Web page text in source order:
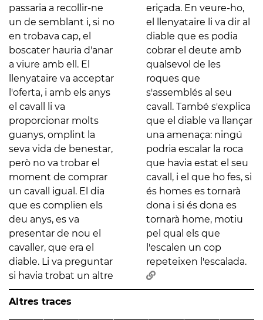
passaria a recollir-ne
un de semblant i, si no
en trobava cap, el
boscater hauria d'anar
a viure amb ell. El
llenyataire va acceptar
l'oferta, i amb els anys
el cavall li va
proporcionar molts
guanys, omplint la
seva vida de benestar,
però no va trobar el
moment de comprar
un cavall igual. El dia
que es complien els
deu anys, es va
presentar de nou el
cavaller, que era el
diable. Li va preguntar
si havia trobat un altre
eriçada. En veure-ho,
el llenyataire li va dir al
diable que es podia
cobrar el deute amb
qualsevol de les
roques que
s'assemblés al seu
cavall. També s'explica
que el diable va llançar
una amenaça: ningú
podria escalar la roca
que havia estat el seu
cavall, i el que ho fes, si
és homes es tornarà
dona i si és dona es
tornarà home, motiu
pel qual els que
l'escalen un cop
repeteixen l'escalada.
Altres traces